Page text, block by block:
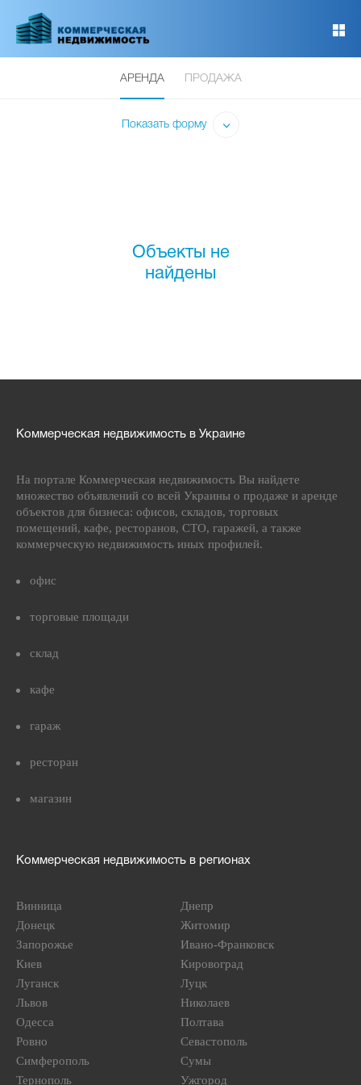
основному
АРЕНДА ПРОДАЖА
Показать форму
Объекты не
найдены
Коммерческая недвижимость в Украине
На портале Коммерческая недвижимость Вы найдете
множество объявлений со всей Украины о продаже и аренде
объектов для бизнеса: офисов, складов, торговых
помещений, кафе, ресторанов, СТО, гаражей, а также
коммерческую недвижимость иных профилей.
офис
торговые площади
склад
кафе
гараж
ресторан
магазин
Коммерческая недвижимость в регионах
Винница
Днепр
Донецк
Житомир
Запорожье
Ивано-Франковск
Киев
Кировоград
Луганск
Луцк
Львов
Николаев
Одесса
Полтава
Ровно
Севастополь
Симферополь
Сумы
Тернополь
Ужгород